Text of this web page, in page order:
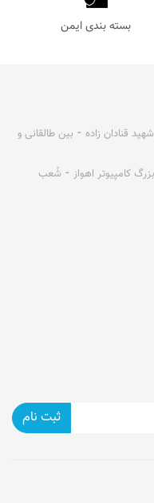
بسته بندی ایمن
قنادان زاده ⁃ بین طالقانی و
بزرگ کامپیوتر اهواز ⁃ شُعب
ثبت نام